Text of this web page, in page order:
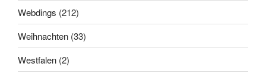
Webdings (212)
Weihnachten (33)
Westfalen (2)